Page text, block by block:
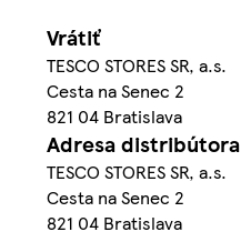
Vrátiť
TESCO STORES SR, a.s.
Cesta na Senec 2
821 04 Bratislava
Adresa distribútora
TESCO STORES SR, a.s.
Cesta na Senec 2
821 04 Bratislava